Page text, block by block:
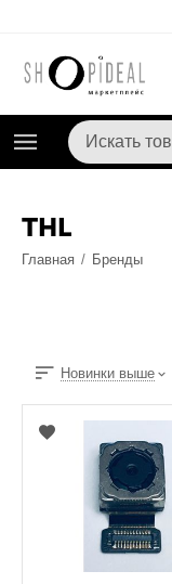
THL
Главная / Бренды
Новинки выше